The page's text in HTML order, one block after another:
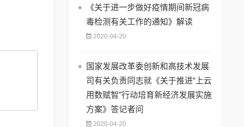
《关于进一步做好疫情期间新冠病
毒检测有关工作的通知》解读
2020-04-20
国家发展改革委创新和高技术发展
司有关负责同志就《关于推进“上云
用数赋智”行动培育新经济发展实施
方案》答记者问
2020-04-20